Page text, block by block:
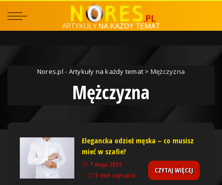
Nores.pl - Artykuły na każdy temat > Mężczyzna
Mężczyzna
Elegancka odzież męska – co musisz
mieć w szafie?
7 maja 2026
5 min czytania
CZYTAJ WIĘCEJ